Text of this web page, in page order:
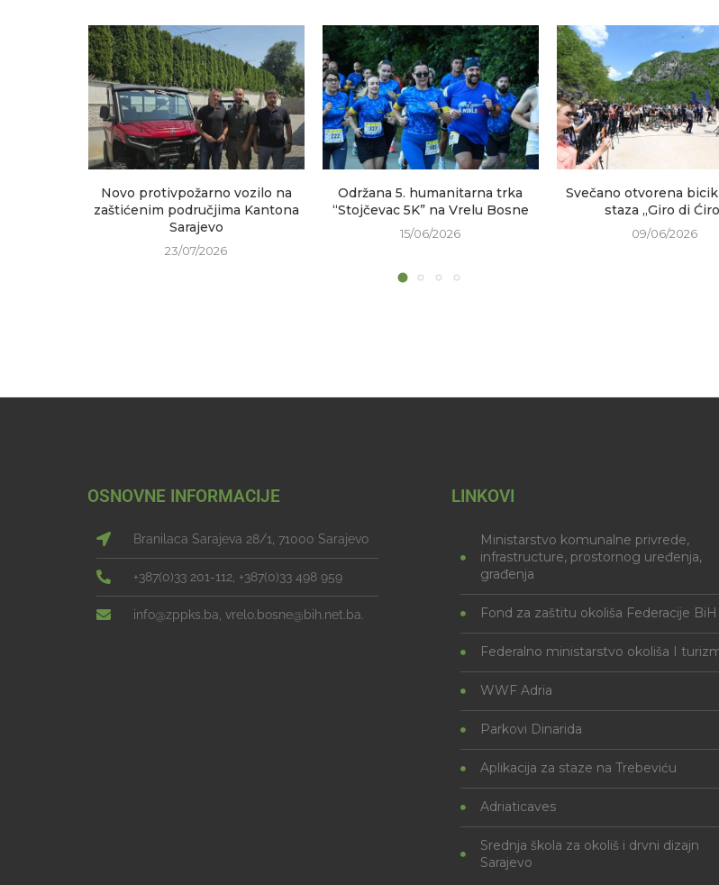
Novo protivpožarno vozilo na
zaštićenim područjima Kantona
Sarajevo
23/07/2026
Održana 5. humanitarna trka
“Stojčevac 5K” na Vrelu Bosne
15/06/2026
Svečano otvorena
staza „Giro di
09/06/2026
OSNOVNE INFORMACIJE
Branilaca Sarajeva 28/1, 71000 Sarajevo
+387(0)33 201-112, +387(0)33 498 959
info@zppks.ba, vrelo.bosne@bih.net.ba.
LINKOVI
Ministarstvo komunalne privrede,
infrastructure, prostornog uređenja,
građenja
Fond za zaštitu okoliša Federacije BiH
Federalno ministarstvo okoliša I
WWF Adria
Parkovi Dinarida
Aplikacija za staze na Trebeviću
Adriaticaves
Srednja škola za okoliš i drvni dizajn
Sarajevo